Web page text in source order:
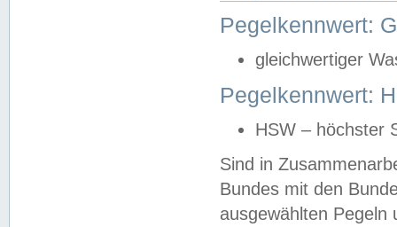
Pegelkennwert:
gleichwertiger
Pegelkennwert:
HSW – höchster
Sind in
Bundes mit den
ausgewählten